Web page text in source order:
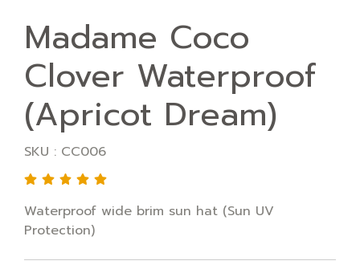
Madame Coco
Clover Waterproof
(Apricot Dream)
SKU : CC006
Waterproof wide brim sun hat (Sun UV
Protection)